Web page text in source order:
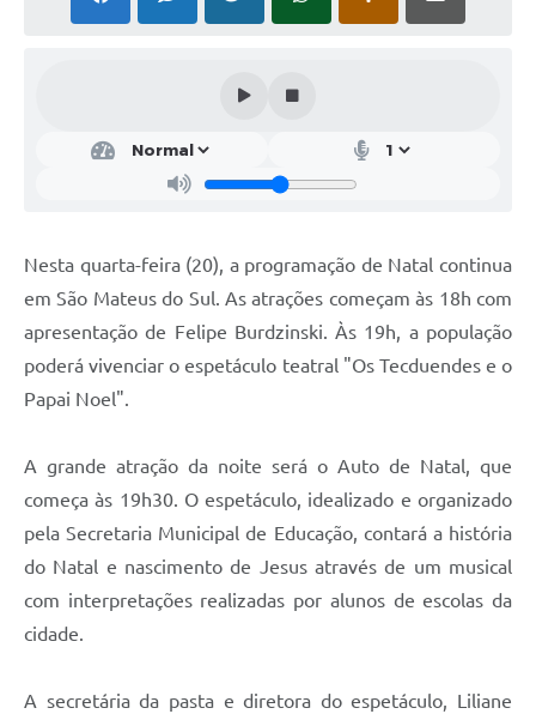
INOVA_SÃO MATEUS DO SUL
Previdência Complementar
Cadastro para Castração
Feriados Municipais
Telefones Postos de Saúde
Plantão das Funerárias
Serviço de Informação ao Cidadão
Nesta quarta-feira (20), a programação de Natal continua
em São Mateus do Sul. As atrações começam às 18h com
apresentação de Felipe Burdzinski. Às 19h, a população
poderá vivenciar o espetáculo teatral "Os Tecduendes e o
Papai Noel".
A grande atração da noite será o Auto de Natal, que
começa às 19h30. O espetáculo, idealizado e organizado
pela Secretaria Municipal de Educação, contará a história
do Natal e nascimento de Jesus através de um musical
com interpretações realizadas por alunos de escolas da
cidade.
A secretária da pasta e diretora do espetáculo, Liliane